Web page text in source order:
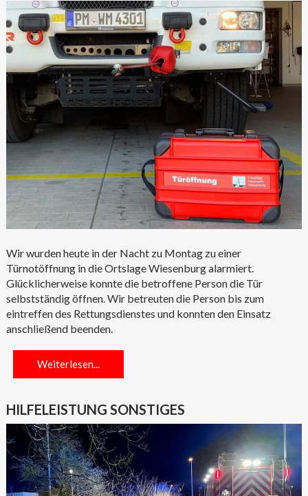
Wir wurden heute in der Nacht zu Montag zu einer
Türnotöffnung in die Ortslage Wiesenburg alarmiert.
Glücklicherweise konnte die betroffene Person die Tür
selbstständig öffnen. Wir betreuten die Person bis zum
eintreffen des Rettungsdienstes und konnten den Einsatz
anschließend beenden.
Weiterlesen...
HILFELEISTUNG SONSTIGES